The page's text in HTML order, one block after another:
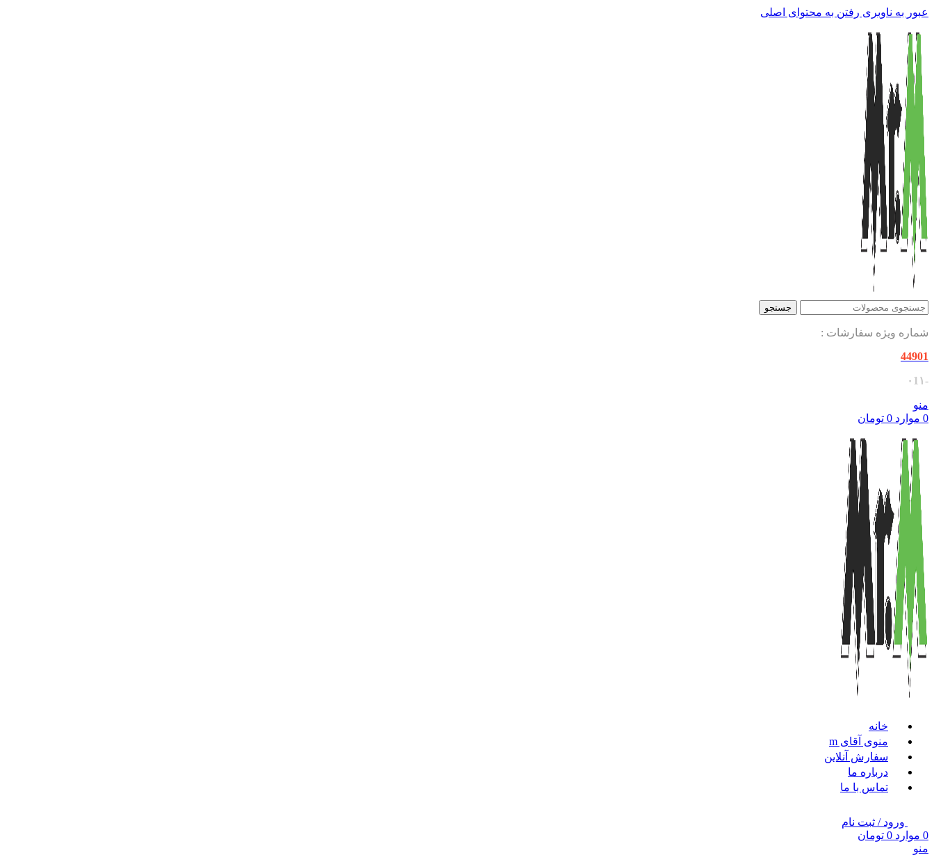
عبور به ناوبری رفتن به محتوای اصلی
جستجو
شماره ویژه سفارشات :
44901
-۰1۱
منو
0 موارد 0 تومان
خانه
منوی آقای m
سفارش آنلاین
درباره ما
تماس با ما
ورود / ثبت نام
0 موارد 0 تومان
منو